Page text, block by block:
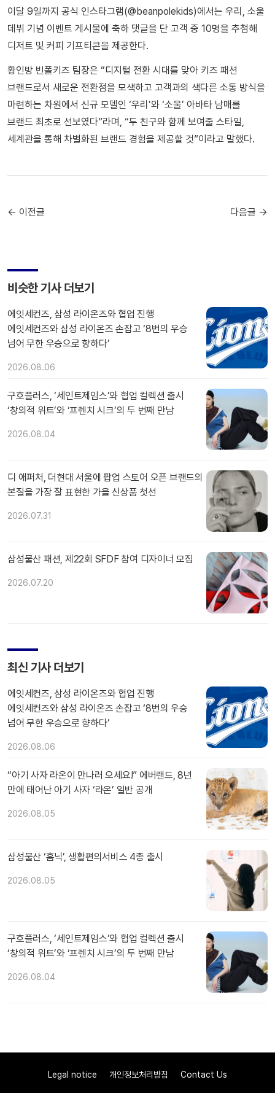
이달 9일까지 공식 인스타그램(@beanpolekids)에서는 우리, 소울
데뷔 기념 이벤트 게시물에 축하 댓글을 단 고객 중 10명을 추첨해
디저트 및 커피 기프티콘을 제공한다.
황인방 빈폴키즈 팀장은 “디지털 전환 시대를 맞아 키즈 패션
브랜드로서 새로운 전환점을 모색하고 고객과의 색다른 소통 방식을
마련하는 차원에서 신규 모델인 ‘우리’와 ‘소울’ 아바타 남매를
브랜드 최초로 선보였다”라며, “두 친구와 함께 보여줄 스타일,
세계관을 통해 차별화된 브랜드 경험을 제공할 것”이라고 말했다.
← 이전글 다음글 →
비슷한 기사 더보기
에잇세컨즈, 삼성 라이온즈와 협업 진행
에잇세컨즈와 삼성 라이온즈 손잡고 ‘8번의 우승
넘어 무한 우승으로 향하다’
2026.08.06
구호플러스, ‘세인트제임스’와 협업 컬렉션 출시
‘창의적 위트’와 ‘프렌치 시크’의 두 번째 만남
2026.08.04
디 애퍼처, 더현대 서울에 팝업 스토어 오픈 브랜드의
본질을 가장 잘 표현한 가을 신상품 첫선
2026.07.31
삼성물산 패션, 제22회 SFDF 참여 디자이너 모집
2026.07.20
최신 기사 더보기
에잇세컨즈, 삼성 라이온즈와 협업 진행
에잇세컨즈와 삼성 라이온즈 손잡고 ‘8번의 우승
넘어 무한 우승으로 향하다’
2026.08.06
“아기 사자 라온이 만나러 오세요!” 에버랜드, 8년
만에 태어난 아기 사자 ‘라온’ 일반 공개
2026.08.05
삼성물산 ‘홈닉’, 생활편의서비스 4종 출시
2026.08.05
구호플러스, ‘세인트제임스’와 협업 컬렉션 출시
‘창의적 위트’와 ‘프렌치 시크’의 두 번째 만남
2026.08.04
Legal notice 개인정보처리방침 Contact Us